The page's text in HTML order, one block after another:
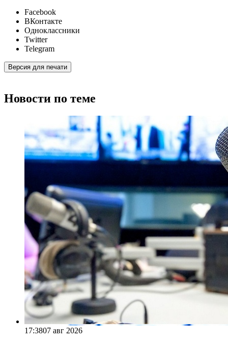
Facebook
ВКонтакте
Одноклассники
Twitter
Telegram
Версия для печати
Новости по теме
17:3807 авг 2026